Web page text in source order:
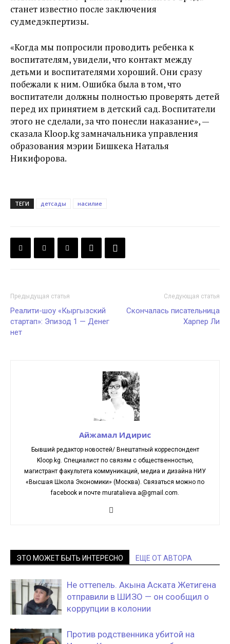
станет известно после заключения
судмедэкпертизы.
«Когда мы попросили проводить ребенка к
воспитателям, увидели, что контакт между
детьми и воспитателями хороший. Они сразу
побежали к ним. Ошибка была в том, что
воспитатели должны полностью проверять детей
перед их принятием в детский сад. Воспитатели
этого не сделали, за что понесли наказание», —
сказала Kloop.kg замначальника управления
образования мэрии Бишкека Наталья
Никифорова.
ТЕГИ детсады насилие
Предыдущая статья
Реалити-шоу «Кыргызский
стартап»: Эпизод 1 — Денег
нет
Следующая статья
Скончалась писательница
Харпер Ли
Айжамал Идирис
Бывший редактор новостей/ Внештатный корреспондент
Kloop.kg. Cпециалист по связям с общественностью,
магистрант факультета коммуникаций, медиа и дизайна НИУ
«Высшая Школа Экономики» (Москва). Связаться можно по
facebook и почте muratalieva.a@gmail.com.
ЭТО МОЖЕТ БЫТЬ ИНТЕРЕСНО ЕЩЕ ОТ АВТОРА
Не оттепель. Акына Аската Жетигена
отправили в ШИЗО — он сообщил о
коррупции в колонии
Против родственника убитой на